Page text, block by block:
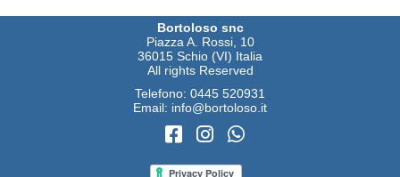
Bortoloso snc
Piazza A. Rossi, 10
36015 Schio (VI) Italia
All rights Reserved
Telefono: 0445 520931
Email: info@bortoloso.it